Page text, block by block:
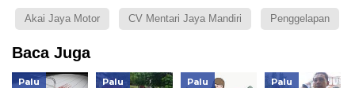
Akai Jaya Motor CV Mentari Jaya Mandiri Penggelapan
Baca Juga
Palu Palu Palu Palu